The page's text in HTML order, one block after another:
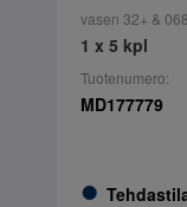
vasen 32+ &
1 x 5 kpl
Tuotenumero:
MD177779